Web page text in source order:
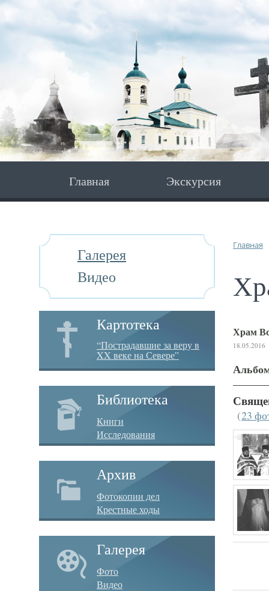
Главная Экскурсия
Галерея
Видео
Картотека
“Пострадавшие за веру в
XX веке на Севере”
Библиотека
Книги
Исследования
Архив
Фотокопии дел
Крестные ходы
Галерея
Фото
Видео
Главная
Храм
18.05.2016
(23